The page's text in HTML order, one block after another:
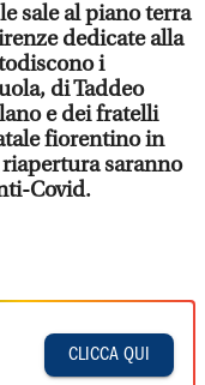
sale al piano terra
dedicate alla
i
di Taddeo
e dei fratelli
fiorentino in
saranno
Covid.
CLICCA QUI